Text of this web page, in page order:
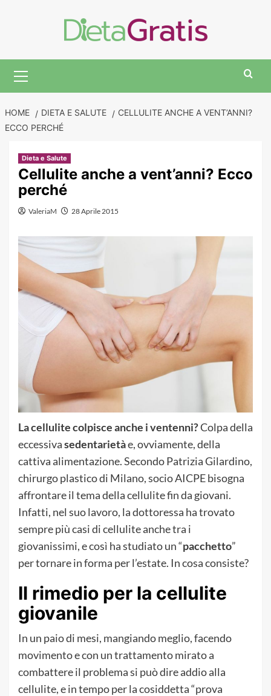
Menu
HOME DIETA E SALUTE
CELLULITE ANCHE A VENT’ANNI?
ECCO PERCHÉ
Dieta e Salute
Cellulite anche a vent’anni? Ecco
perché
ValeriaM 28 Aprile 2015
La cellulite colpisce anche i ventenni?Colpa della
eccessivasedentarietàe, ovviamente, della
cattiva alimentazione. Secondo Patrizia Gilardino,
chirurgo plastico di Milano, socio AICPE bisogna
affrontare il tema della cellulite fin da giovani.
Infatti, nel suo lavoro, la dottoressa ha trovato
sempre più casi di cellulite anche tra i
giovanissimi, e così ha studiato un “pacchetto”
per tornare in forma per l’estate. In cosa consiste?
Il rimedio per la cellulite
giovanile
In un paio di mesi, mangiando meglio, facendo
movimento e con un trattamento mirato a
combattere il problema si può dire addio alla
cellulite, e in tempo per la cosiddetta “prova